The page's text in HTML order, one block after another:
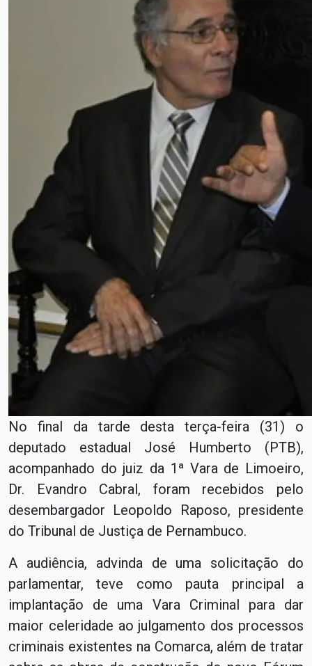
No final da tarde desta terça-feira (31) o
deputado estadual José Humberto (PTB),
acompanhado do juiz da 1ª Vara de Limoeiro,
Dr. Evandro Cabral, foram recebidos pelo
desembargador Leopoldo Raposo, presidente
do Tribunal de Justiça de Pernambuco.
A audiência, advinda de uma solicitação do
parlamentar, teve como pauta principal a
implantação de uma Vara Criminal para dar
maior celeridade ao julgamento dos processos
criminais existentes na Comarca, além de tratar